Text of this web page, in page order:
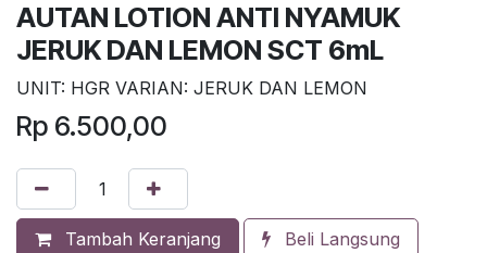
AUTAN LOTION ANTI NYAMUK
JERUK DAN LEMON SCT 6mL
UNIT: HGR VARIAN: JERUK DAN LEMON
Rp 6.500,00
Tambah Keranjang Beli Langsung